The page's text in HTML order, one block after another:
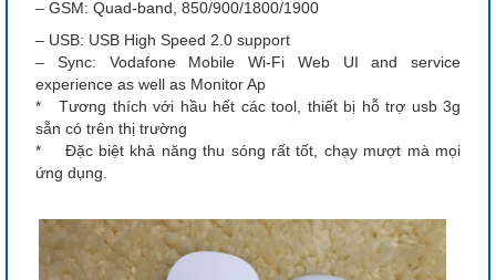
– GSM: Quad-band, 850/900/1800/1900
– USB: USB High Speed 2.0 support
– Sync: Vodafone Mobile Wi-Fi Web UI and service
experience as well as Monitor Ap
* Tương thích với hầu hết các tool, thiết bị hỗ trợ usb 3g
sẵn có trên thị trường
* Đặc biệt khả năng thu sóng rất tốt, chạy mượt mà mọi
ứng dụng.